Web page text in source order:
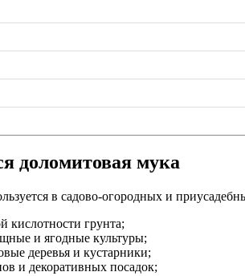
доломитовая мука
в садово-огородных и
кислотности грунта;
и ягодные культуры;
деревья и кустарники;
и декоративных посадок;